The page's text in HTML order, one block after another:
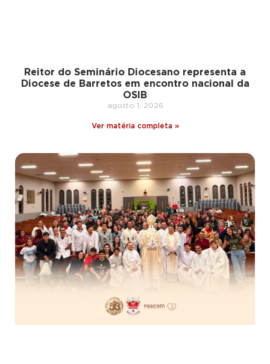
Reitor do Seminário Diocesano representa a
Diocese de Barretos em encontro nacional da
OSIB
agosto 1, 2026
Ver matéria completa »